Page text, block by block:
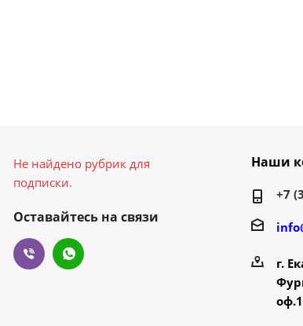
Не найдено рубрик для
подписки.
Оставайтесь на связи
Наши
+7
г.